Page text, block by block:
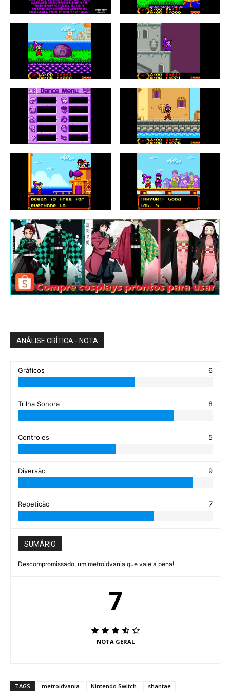
ANÁLISE CRÍTICA - NOTA
Gráficos 6
Trilha Sonora 8
Controles 5
Diversão 9
Repetição 7
SUMÁRIO
Descompromissado, um metroidvania que vale a pena!
7
NOTA GERAL
TAGS metroidvania Nintendo Switch shantae